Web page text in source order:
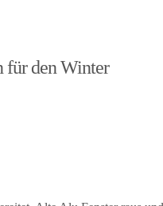
für den Winter